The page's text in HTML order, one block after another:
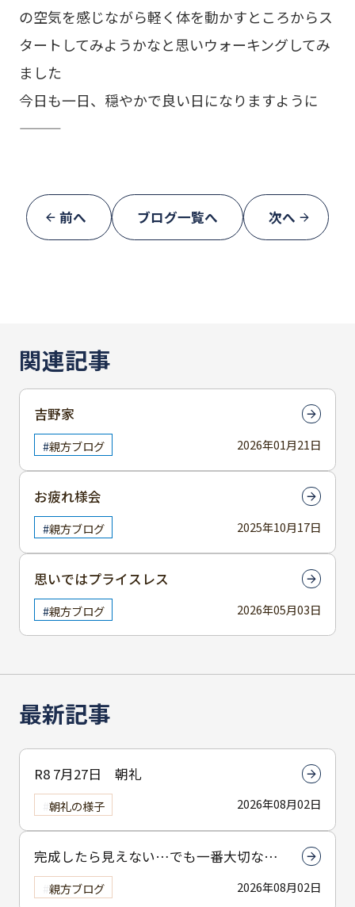
の空気を感じながら軽く体を動かすところからス
タートしてみようかなと思いウォーキングしてみ
ました
今日も一日、穏やかで良い日になりますように
———
前へ ブログ一覧へ 次へ
最新記事
R8 7月27日 朝礼
2026年08月02日
朝礼の様子
完成したら見えない…でも一番大切なん
は下塗りです
2026年08月02日
親方ブログ
関連記事
2026年01月21日
吉野家
親方ブログ
2025年10月17日
お疲れ様会
親方ブログ
2026年05月03日
思いではプライスレス
親方ブログ